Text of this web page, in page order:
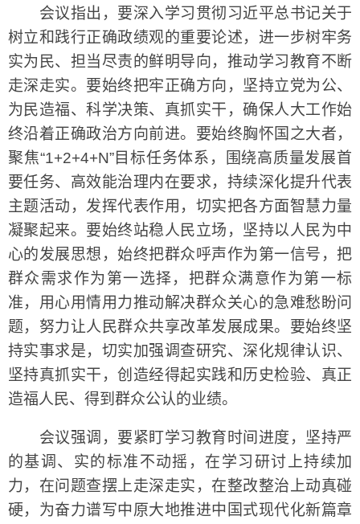
会议指出，要深入学习贯彻习近平总书记关于
树立和践行正确政绩观的重要论述，进一步树牢务
实为民、担当尽责的鲜明导向，推动学习教育不断
走深走实。要始终把牢正确方向，坚持立党为公、
为民造福、科学决策、真抓实干，确保人大工作始
终沿着正确政治方向前进。要始终胸怀国之大者，
聚焦“1+2+4+N”目标任务体系，围绕高质量发展首
要任务、高效能治理内在要求，持续深化提升代表
主题活动，发挥代表作用，切实把各方面智慧力量
凝聚起来。要始终站稳人民立场，坚持以人民为中
心的发展思想，始终把群众呼声作为第一信号，把
群众需求作为第一选择，把群众满意作为第一标
准，用心用情用力推动解决群众关心的急难愁盼问
题，努力让人民群众共享改革发展成果。要始终坚
持实事求是，切实加强调查研究、深化规律认识、
坚持真抓实干，创造经得起实践和历史检验、真正
造福人民、得到群众公认的业绩。
会议强调，要紧盯学习教育时间进度，坚持严
的基调、实的标准不动摇，在学习研讨上持续加
力，在问题查摆上走深走实，在整改整治上动真碰
硬，为奋力谱写中原大地推进中国式现代化新篇章